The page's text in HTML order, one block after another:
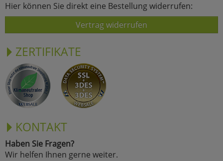
Hier können Sie direkt eine Bestellung widerrufen:
Vertrag widerrufen
ZERTIFIKATE
KONTAKT
Haben Sie Fragen?
Wir helfen Ihnen gerne weiter.